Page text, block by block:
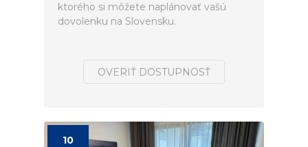
ktorého si môžete naplánovať vašú
dovolenku na Slovensku.
OVERIŤ DOSTUPNOSŤ
10